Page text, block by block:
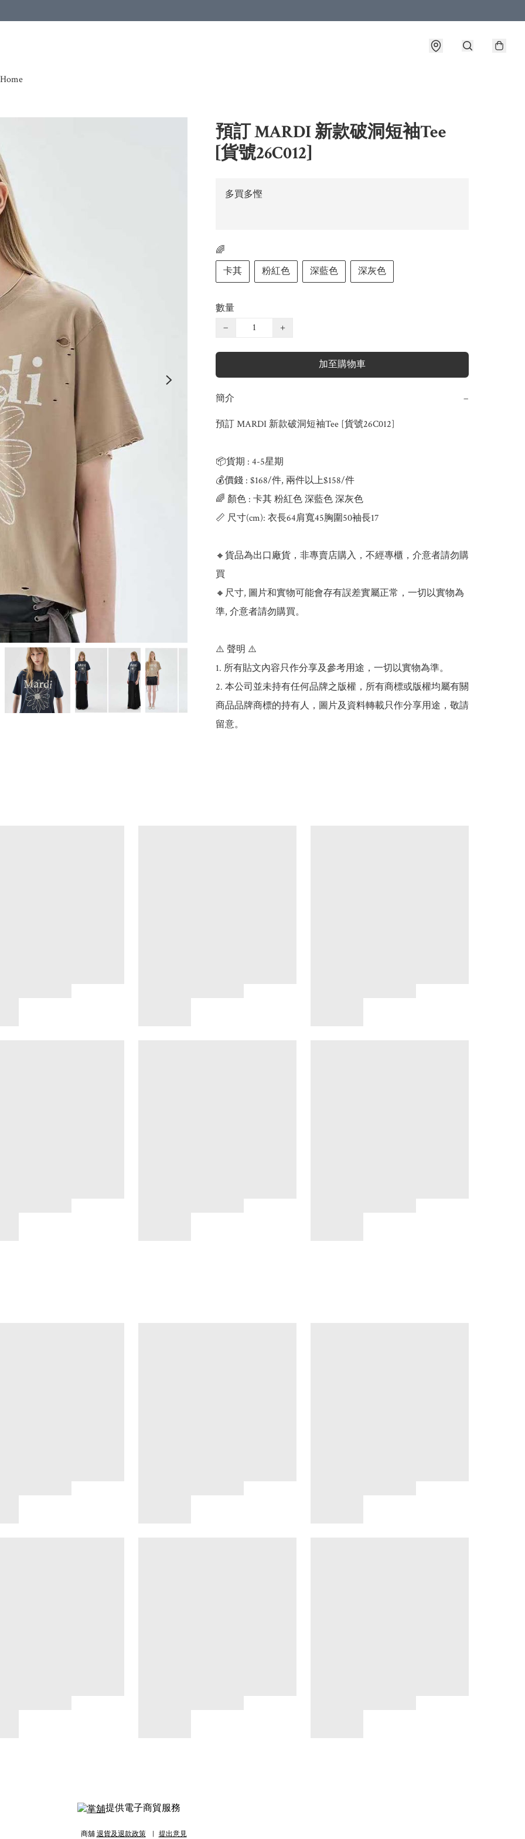
Home
預訂 MARDI 新款破洞短袖Tee
[貨號26C012]
多買多慳
🌈
卡其
粉紅色 深藍色 深灰色
數量
−
+
加至購物車
簡介 −
預訂 MARDI 新款破洞短袖Tee [貨號26C012]
📦貨期 : 4-5星期
💰價錢 : $168/件, 兩件以上$158/件
🌈 顏色 : 卡其 粉紅色 深藍色 深灰色
📏 尺寸(cm): 衣長64肩寬45胸圍50袖長17
🔸貨品為出口廠貨，非專賣店購入，不經專櫃，介意者請勿購
買
🔸尺寸, 圖片和實物可能會存有誤差實屬正常，一切以實物為
準, 介意者請勿購買。
⚠️ 聲明 ⚠️
1. 所有貼文內容只作分享及參考用途，一切以實物為準。
2. 本公司並未持有任何品牌之版權，所有商標或版權均屬有關
商品品牌商標的持有人，圖片及資料轉載只作分享用途，敬請
留意。
提供電子商貿服務
商舖 退貨及退款政策 提出意見